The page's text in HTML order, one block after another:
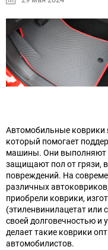
Автомобильные
который помогает
машины. Они выполняют
защищают пол от грязи,
повреждений. На
различных
приобрели коврики,
(этиленвинилацетат или
своей долговечностью и
делает такие коврики
автомобилистов.